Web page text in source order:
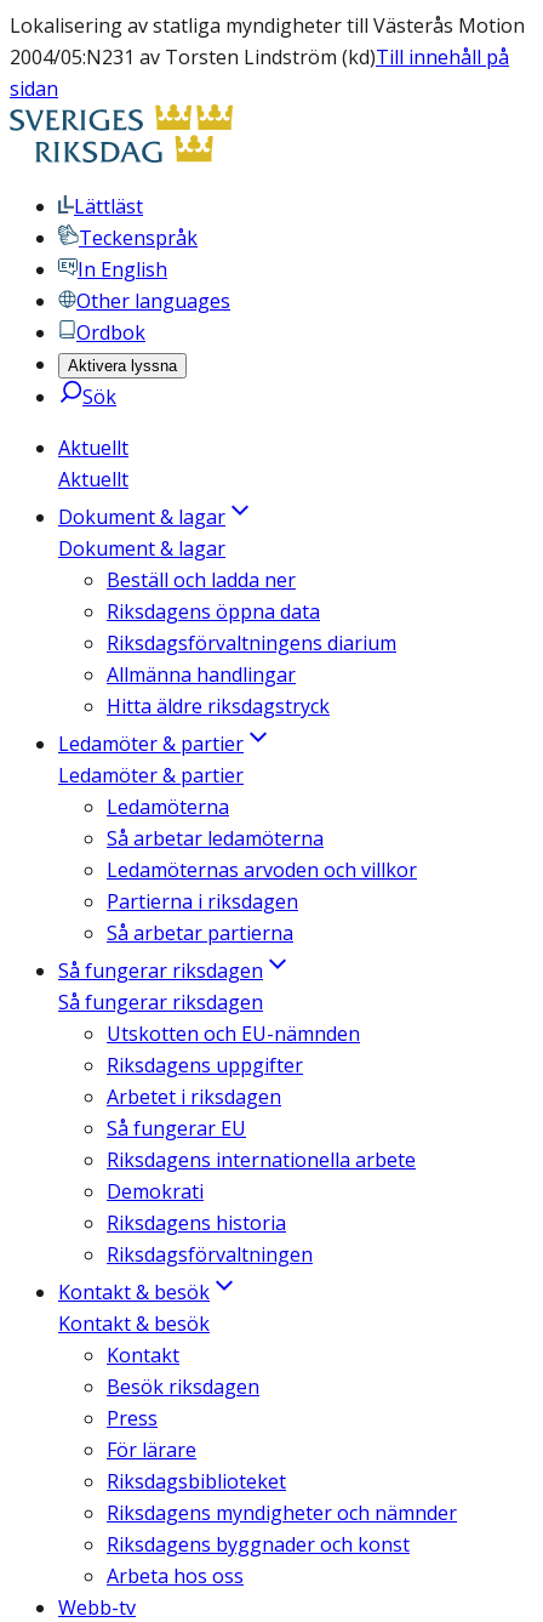
Lokalisering av statliga myndigheter till Västerås Motion
2004/05:N231 av Torsten Lindström (kd)Till innehåll på
sidan
Lättläst
Teckenspråk
In English
Other languages
Ordbok
Aktivera lyssna
Sök
Aktuellt
Aktuellt
Dokument & lagar
Dokument & lagar
Beställ och ladda ner
Riksdagens öppna data
Riksdagsförvaltningens diarium
Allmänna handlingar
Hitta äldre riksdagstryck
Ledamöter & partier
Ledamöter & partier
Ledamöterna
Så arbetar ledamöterna
Ledamöternas arvoden och villkor
Partierna i riksdagen
Så arbetar partierna
Så fungerar riksdagen
Så fungerar riksdagen
Utskotten och EU-nämnden
Riksdagens uppgifter
Arbetet i riksdagen
Så fungerar EU
Riksdagens internationella arbete
Demokrati
Riksdagens historia
Riksdagsförvaltningen
Kontakt & besök
Kontakt & besök
Kontakt
Besök riksdagen
Press
För lärare
Riksdagsbiblioteket
Riksdagens myndigheter och nämnder
Riksdagens byggnader och konst
Arbeta hos oss
Webb-tv